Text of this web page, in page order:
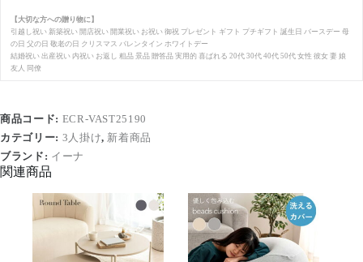
【大切な方への贈り物に】
引越し祝い 新築祝い 開店祝い 開業祝い お祝い 御祝 プレゼント ギフト プチギフト 誕生日 バースデー 母
の日 父の日 敬老の日 クリスマス バレンタイン ホワイトデー
結婚祝い 出産祝い 内祝い お返し 粗品 景品 贈答品 実用的 喜ばれる 20代 30代 40代 50代 女性 彼女 妻 娘
友人 同僚
商品コード: ECR-VAST25190
カテゴリー: 3人掛け, 新着商品
ブランド: イーナ
関連商品